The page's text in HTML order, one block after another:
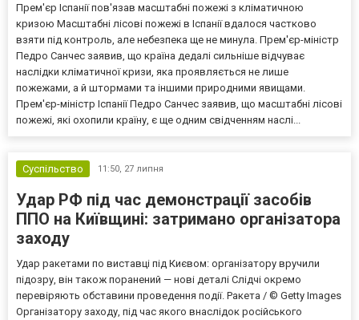
Прем'єр Іспанії пов'язав масштабні пожежі з кліматичною
кризою Масштабні лісові пожежі в Іспанії вдалося частково
взяти під контроль, але небезпека ще не минула. Прем'єр-міністр
Педро Санчес заявив, що країна дедалі сильніше відчуває
наслідки кліматичної кризи, яка проявляється не лише
пожежами, а й штормами та іншими природними явищами.
Прем'єр-міністр Іспанії Педро Санчес заявив, що масштабні лісові
пожежі, які охопили країну, є ще одним свідченням наслі...
Суспільство 11:50, 27 липня
Удар РФ під час демонстрації засобів
ППО на Київщині: затримано організатора
заходу
Удар ракетами по виставці під Києвом: організатору вручили
підозру, він також поранений — нові деталі Слідчі окремо
перевіряють обставини проведення події. Ракета / © Getty Images
Організатору заходу, під час якого внаслідок російського